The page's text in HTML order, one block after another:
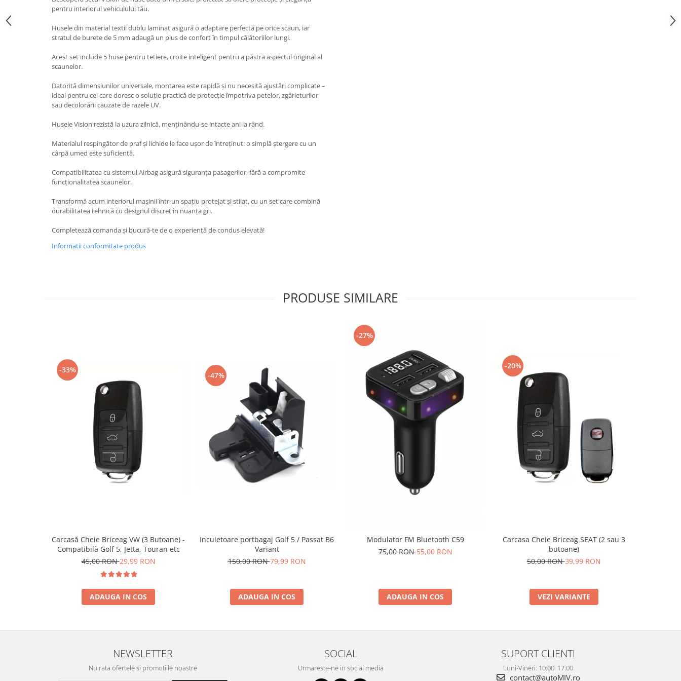
Pompa Spalator Parbriz
Accesorii Camioane
Lampi si Proiectoare Camion
Marcaje si Echipamente de
Accesorii Cabina Camion
Echipamente Electrice si
Echipamente ADR si Utilitare
Uleiuri si Lichide Auto
Aditivi Combustibil
Aditivi Ulei Motor
Aditivi DPF, Sistem Racire si
Spray Curatare Frane
Produse Intretinere si Detailing
Produse de Vara
pentru interiorul vehiculului tău.
Husele din material textil dublu laminat asigură o adaptare perfectă pe orice scaun, iar
stratul de burete de 5 mm adaugă un plus de confort în timpul călătoriilor lungi.
Acest set include 5 huse pentru tetiere, croite inteligent pentru a păstra aspectul original al
scaunelor.
Datorită dimensiunilor universale, montarea este rapidă și nu necesită ajustări complicate –
ideal pentru cei care doresc o soluție practică de protecție împotriva petelor, zgârieturilor
sau decolorării cauzate de razele UV.
Husele Vision rezistă la uzura zilnică, menținându-se intacte ani la rând.
Materialul respingător de praf și lichide le face ușor de întreținut: o simplă ștergere cu un
cârpă umed este suficientă.
Compatibilitatea cu sistemul Airbag asigură siguranța pasagerilor, fără a compromite
funcționalitatea scaunelor.
Transformă acum interiorul mașinii într-un spațiu protejat și stilat, cu un set care combină
durabilitatea tehnică cu designul discret în nuanța gri.
Completează comanda și bucură-te de o experiență de condus elevată!
Informatii conformitate produs
PRODUSE SIMILARE
-33%
Carcasă Cheie Briceag VW (3 Butoane) -
Compatibilă Golf 5, Jetta, Touran etc
45,00 RON29,99 RON
ADAUGA IN COS
-47%
Incuietoare portbagaj Golf 5 / Passat B6
Variant
150,00 RON79,99 RON
ADAUGA IN COS
-27%
Modulator FM Bluetooth C59
75,00 RON55,00 RON
ADAUGA IN COS
-20%
Carcasa Cheie Briceag SEAT (2 sau 3
butoane)
50,00 RON39,99 RON
VEZI VARIANTE
NEWSLETTER
Nu rata ofertele si promotiile noastre
SOCIAL
Urmareste-ne in social media
SUPORT CLIENTI
Luni-Vineri: 10:00: 17:00
contact@autoMIV.ro